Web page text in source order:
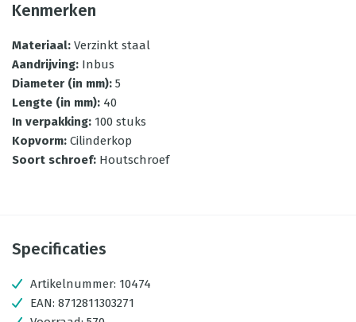
Kenmerken
Materiaal: Verzinkt staal
Aandrijving: Inbus
Diameter (in mm): 5
Lengte (in mm): 40
In verpakking: 100 stuks
Kopvorm: Cilinderkop
Soort schroef: Houtschroef
Specificaties
Artikelnummer: 10474
EAN: 8712811303271